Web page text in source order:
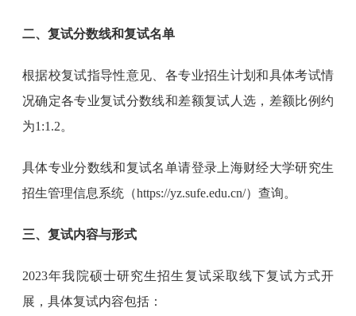
二、复试分数线和复试名单
根据校复试指导性意见、各专业招生计划和具体考试情
况确定各专业复试分数线和差额复试人选，差额比例约
为1:1.2。
具体专业分数线和复试名单请登录上海财经大学研究生
招生管理信息系统（https://yz.sufe.edu.cn/）查询。
三、复试内容与形式
2023年我院硕士研究生招生复试采取线下复试方式开
展，具体复试内容包括：